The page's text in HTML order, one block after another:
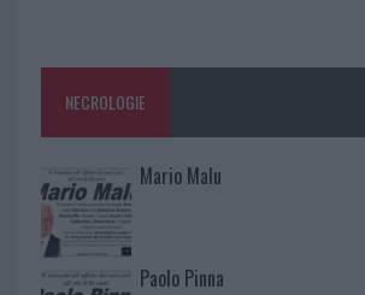
NECROLOGIE
Mario Malu
Paolo Pinna